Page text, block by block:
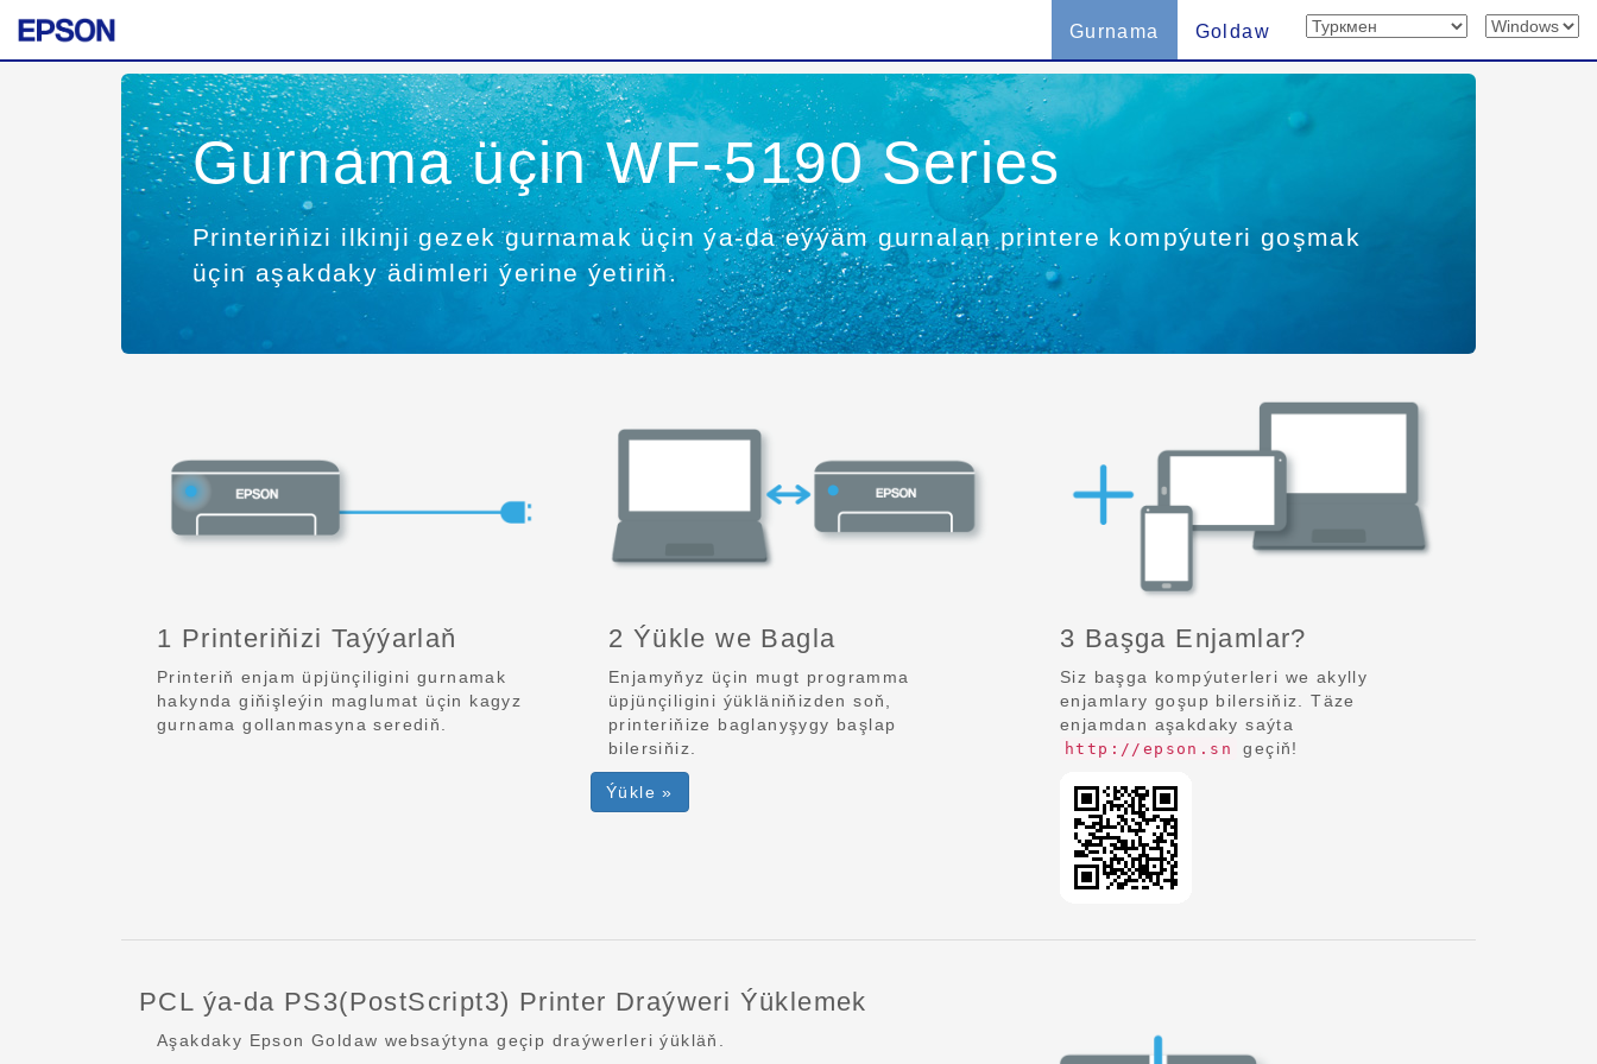
Gurnama Goldaw
Gurnama üçin WF-5190 Series
Printeriňizi ilkinji gezek gurnamak üçin ýa-da eýýäm gurnalan printere kompýuteri goşmak
üçin aşakdaky ädimleri ýerine ýetiriň.
1 Printeriňizi Taýýarlaň
Printeriň enjam üpjünçiligini gurnamak
hakynda giňişleýin maglumat üçin kagyz
gurnama gollanmasyna serediň.
2 Ýükle we Bagla
Enjamyňyz üçin mugt programma
üpjünçiligini ýükläniňizden soň,
printeriňize baglanyşygy başlap
bilersiňiz.
Ýükle »
3 Başga Enjamlar?
Siz başga kompýuterleri we akylly
enjamlary goşup bilersiňiz. Täze
enjamdan aşakdaky saýta
http://epson.sn geçiň!
PCL ýa-da PS3(PostScript3) Printer Draýweri Ýüklemek
Aşakdaky Epson Goldaw websaýtyna geçip draýwerleri ýükläň.